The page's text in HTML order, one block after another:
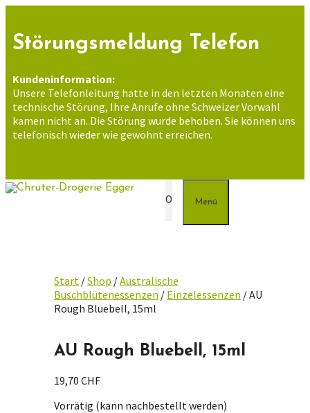
springen
Störungsmeldung Telefon
Kundeninformation:
Unsere Telefonleitung hatte in den letzten Monaten eine
technische Störung, Ihre Anrufe ohne Schweizer Vorwahl
kamen nicht an. Die Störung wurde behoben. Sie können uns
telefonisch wieder wie gewohnt erreichen.
0 Menü
Start /Shop /Australische
Buschblütenessenzen / Einzelessenzen / AU
Rough Bluebell, 15ml
AU Rough Bluebell, 15ml
19,70 CHF
Vorrätig (kann nachbestellt werden)